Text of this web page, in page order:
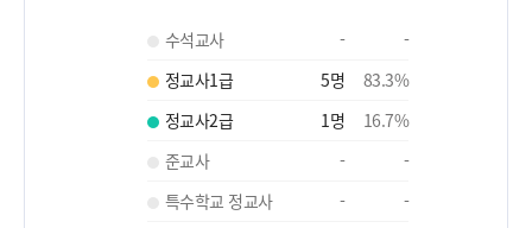
수석교사 -
-
정교사1급
5명 83.3%
정교사2급
1명 16.7%
준교사
-
-
특수학교 정교사
-
-